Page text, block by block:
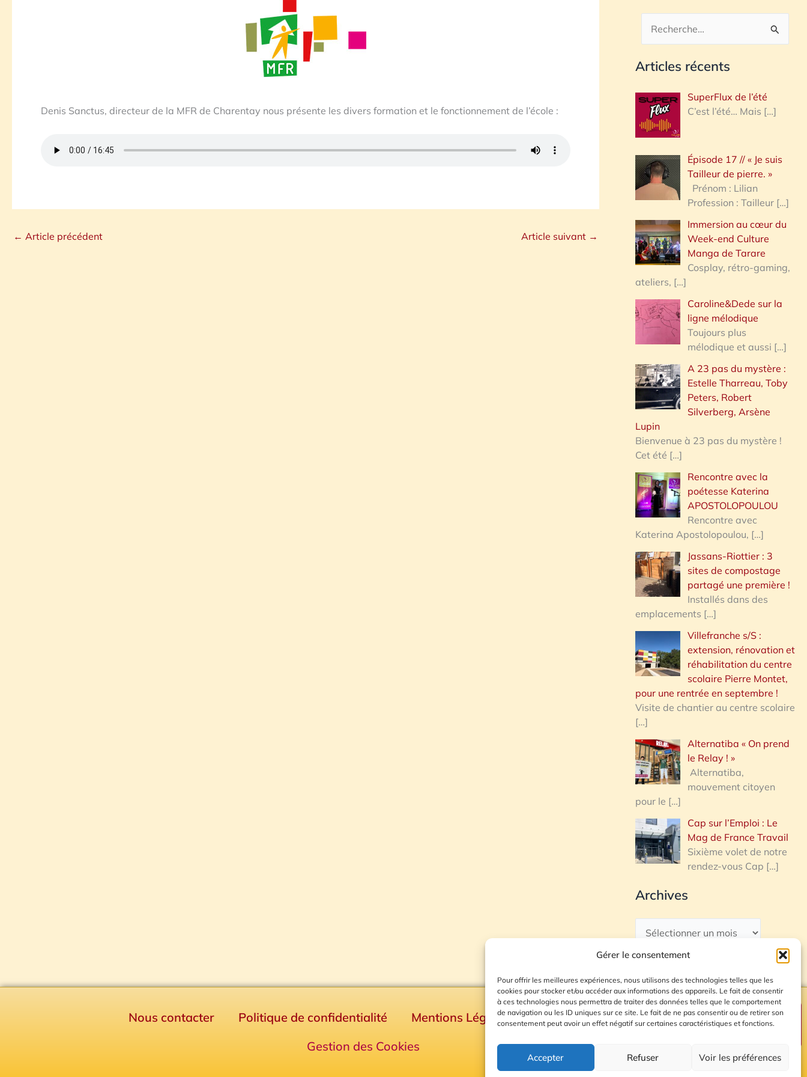
Gérer le consentement
Pour offrir les meilleures expériences, nous utilisons des technologies telles que les
cookies pour stocker et/ou accéder aux informations des appareils. Le fait de consentir
à ces technologies nous permettra de traiter des données telles que le comportement
de navigation ou les ID uniques sur ce site. Le fait de ne pas consentir ou de retirer son
consentement peut avoir un effet négatif sur certaines caractéristiques et fonctions.
Accepter Refuser Voir les préférences
Denis Sanctus, directeur de la MFR de Charentay nous présente les divers formation et le fonctionnement de l’école :
← Article précédent Article suivant →
c
h
r
h
e
:
Articles récents
SuperFlux de l’été
C’est l’été… Mais […]
Épisode 17 // « Je suis
Tailleur de pierre. »
Prénom : Lilian
Profession : Tailleur […]
Immersion au cœur du
Week-end Culture
Manga de Tarare
Cosplay, rétro-gaming,
ateliers, […]
Caroline&Dede sur la
ligne mélodique
Toujours plus
mélodique et aussi […]
A 23 pas du mystère :
Estelle Tharreau, Toby
Peters, Robert
Silverberg, Arsène
Lupin
Bienvenue à 23 pas du mystère !
Cet été […]
Rencontre avec la
poétesse Katerina
APOSTOLOPOULOU
Rencontre avec
Katerina Apostolopoulou, […]
Jassans-Riottier : 3
sites de compostage
partagé une première !
Installés dans des
emplacements […]
Villefranche s/S :
extension, rénovation et
réhabilitation du centre
scolaire Pierre Montet,
pour une rentrée en septembre !
Visite de chantier au centre scolaire
[…]
Alternatiba « On prend
le Relay ! »
Alternatiba,
mouvement citoyen
pour le […]
Cap sur l’Emploi : Le
Mag de France Travail
Sixième volet de notre
rendez-vous Cap […]
Archives
Nous contacter Politique de confidentialité Mentions Légales
Plan du site
Gestion des Cookies